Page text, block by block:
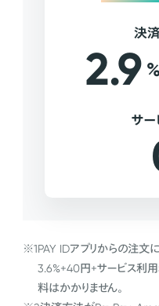
決
2.9
サ
※1PAY IDアプリからの注文
3.6%+40円+サービス利用
料はかかりません。